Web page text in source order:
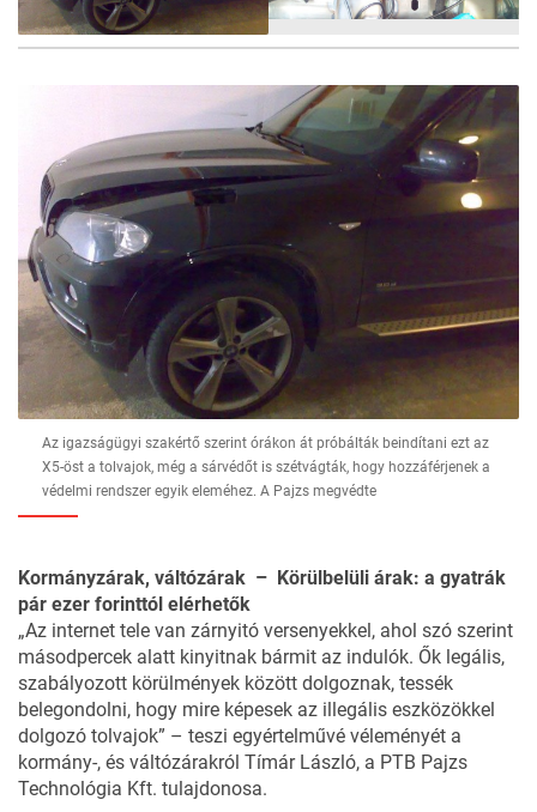
Az igazságügyi szakértő szerint órákon át próbálták beindítani ezt az
X5-öst a tolvajok, még a sárvédőt is szétvágták, hogy hozzáférjenek a
védelmi rendszer egyik eleméhez. A Pajzs megvédte
Kormányzárak, váltózárak – Körülbelüli árak: a gyatrák
pár ezer forinttól elérhetők
„Az internet tele van zárnyitó versenyekkel, ahol szó szerint
másodpercek alatt kinyitnak bármit az indulók. Ők legális,
szabályozott körülmények között dolgoznak, tessék
belegondolni, hogy mire képesek az illegális eszközökkel
dolgozó tolvajok” – teszi egyértelművé véleményét a
kormány-, és váltózárakról Tímár László, a PTB Pajzs
Technológia Kft. tulajdonosa.